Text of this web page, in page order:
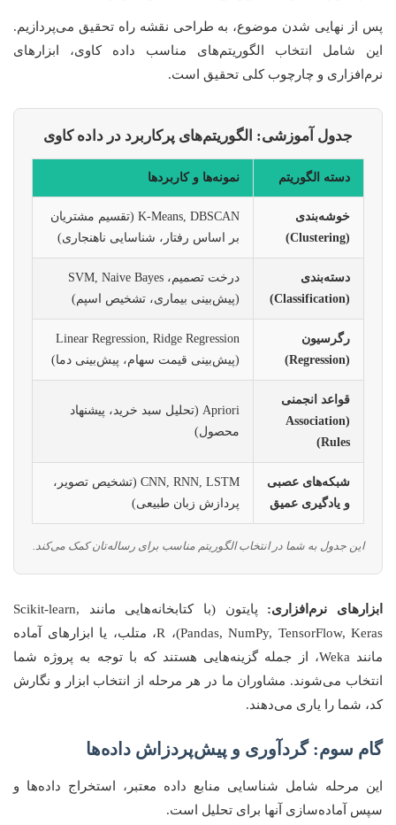
پس از نهایی شدن موضوع، به طراحی نقشه راه تحقیق می‌پردازیم.
این شامل انتخاب الگوریتم‌های مناسب داده کاوی، ابزارهای
نرم‌افزاری و چارچوب کلی تحقیق است.
جدول آموزشی: الگوریتم‌های پرکاربرد در داده کاوی
دسته الگوریتم نمونه‌ها و کاربردها
خوشه‌بندی
(Clustering)
K-Means, DBSCAN (تقسیم مشتریان
بر اساس رفتار، شناسایی ناهنجاری)
دسته‌بندی
(Classification)
درخت تصمیم، SVM, Naive Bayes
(پیش‌بینی بیماری، تشخیص اسپم)
رگرسیون
(Regression)
Linear Regression, Ridge Regression
(پیش‌بینی قیمت سهام، پیش‌بینی دما)
قواعد انجمنی
(Association
Rules)
Apriori (تحلیل سبد خرید، پیشنهاد
محصول)
شبکه‌های عصبی
و یادگیری عمیق
CNN, RNN, LSTM (تشخیص تصویر،
پردازش زبان طبیعی)
این جدول به شما در انتخاب الگوریتم مناسب برای رساله‌تان کمک می‌کند.
ابزارهای نرم‌افزاری:
پایتون (با کتابخانه‌هایی مانند Scikit-learn,
Pandas, NumPy, TensorFlow, Keras)، R، متلب، یا ابزارهای آماده
مانند Weka، از جمله گزینه‌هایی هستند که با توجه به پروژه شما
انتخاب می‌شوند. مشاوران ما در هر مرحله از انتخاب ابزار و نگارش
کد، شما را یاری می‌دهند.
گام سوم: گردآوری و پیش‌پردزاش داده‌ها
این مرحله شامل شناسایی منابع داده معتبر، استخراج داده‌ها و
سپس آماده‌سازی آنها برای تحلیل است.